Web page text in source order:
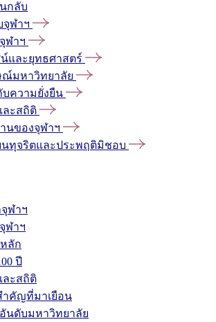
กลับ
จุฬาฯ
ฬาฯ
และยุทธศาสตร์
ณ์มหาวิทยาลัย
บความยั่งยืน
ะสถิติ
นของจุฬาฯ
นทุจริตและประพฤติมิชอบ
ฬาฯ
ฬาฯ
ลัก
ปี
ะสถิติ
คัญที่มาเยือน
นดับมหาวิทยาลัย